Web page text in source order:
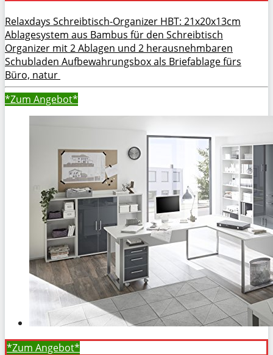
Relaxdays Schreibtisch-Organizer HBT: 21x20x13cm
Ablagesystem aus Bambus für den Schreibtisch
Organizer mit 2 Ablagen und 2 herausnehmbaren
Schubladen Aufbewahrungsbox als Briefablage fürs
Büro, natur
*Zum Angebot*
*Zum Angebot*